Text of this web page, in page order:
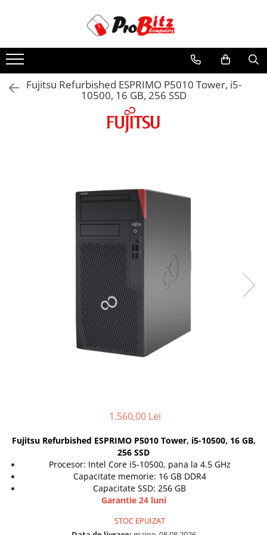
Laptopuri si accesorii
Laptopuri
Hard Disk-uri laptop
Componente REFURBISHED Laptop
Hard Disk-uri Refurbished
Accesorii Laptop
Incarcatoare laptop
Incarcatoare laptop refurbished
Standuri și Coolere Laptop
Calculatoare Mini NOI
Calculatoare SECOND-HAND
Calculatoare GAMING
Calculatoare REFURBISHED
Componente PC NOI
Fujitsu Refurbished ESPRIMO P5010 Tower, i5-
10500, 16 GB, 256 SSD
1.560,00 Lei
Fujitsu Refurbished ESPRIMO P5010 Tower, i5-10500, 16 GB,
256 SSD
Procesor: Intel Core i5-10500, pana la 4.5 GHz
Capacitate memorie: 16 GB DDR4
Capacitate SSD: 256 GB
Garantie 24 luni
STOC EPUIZAT